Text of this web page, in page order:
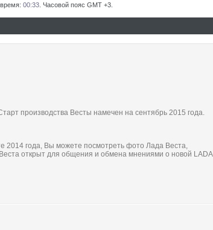
00:33 . Часовой пояс GMT +3.
производства Весты намечен на сентябрь 2015 года.
2014 года, Вы можете посмотреть фото Лада Веста,
открыт для общения и обмена мнениями о новой LADA